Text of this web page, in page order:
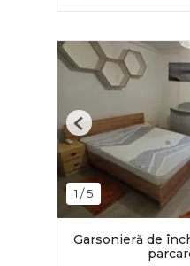
1 /5
Previous
Garsonieră de